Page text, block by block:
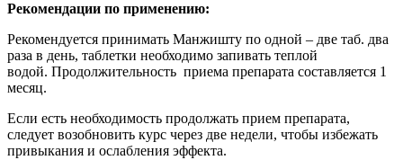
Рекомендации по применению:
Рекомендуется принимать Манжишту по одной – две таб. два
раза в день, таблетки необходимо запивать теплой
водой. Продолжительность приема препарата составляется 1
месяц.
Если есть необходимость продолжать прием препарата,
следует возобновить курс через две недели, чтобы избежать
привыкания и ослабления эффекта.